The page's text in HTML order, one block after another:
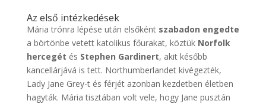
Az első intézkedések
Mária trónra lépése után elsőként szabadon engedte
a börtönbe vetett katolikus főurakat, köztük Norfolk
hercegét és Stephen Gardinert, akit később
kancellárjává is tett. Northumberlandet kivégezték,
Lady Jane Grey-t és férjét azonban kezdetben életben
hagyták. Mária tisztában volt vele, hogy Jane pusztán